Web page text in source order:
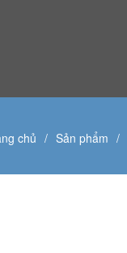
chủ / Sản phẩm /